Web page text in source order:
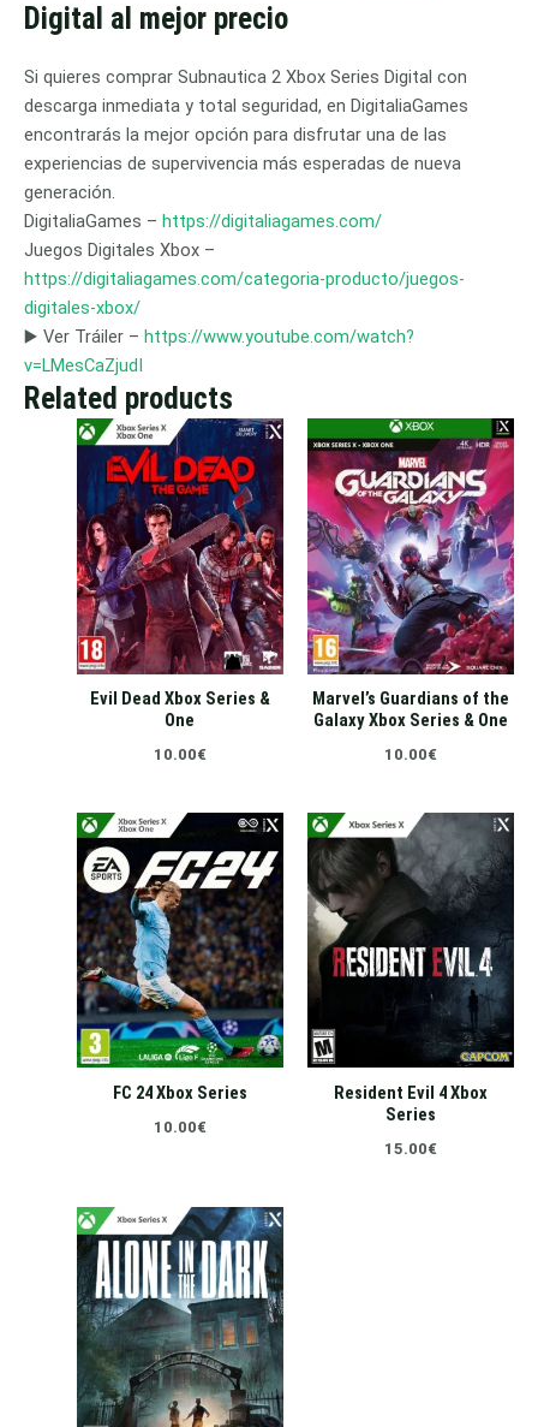
Digital al mejor precio
Si quieres comprar Subnautica 2 Xbox Series Digital con
descarga inmediata y total seguridad, en DigitaliaGames
encontrarás la mejor opción para disfrutar una de las
experiencias de supervivencia más esperadas de nueva
generación.
DigitaliaGames – https://digitaliagames.com/
Juegos Digitales Xbox –
https://digitaliagames.com/categoria-producto/juegos-
digitales-xbox/
▶️ Ver Tráiler – https://www.youtube.com/watch?
v=LMesCaZjudI
Related products
Evil Dead Xbox Series &
One
10.00€
Marvel’s Guardians of the
Galaxy Xbox Series & One
10.00€
FC 24 Xbox Series
10.00€
Resident Evil 4 Xbox
Series
15.00€